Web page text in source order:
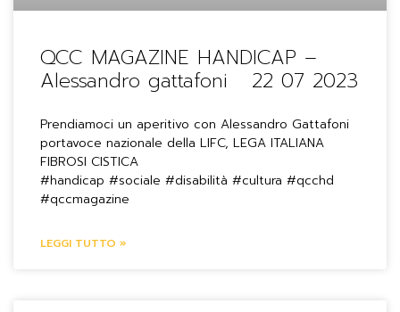
QCC MAGAZINE HANDICAP –
Alessandro gattafoni 22 07 2023
Prendiamoci un aperitivo con Alessandro Gattafoni
portavoce nazionale della LIFC, LEGA ITALIANA
FIBROSI CISTICA
#handicap #sociale #disabilità #cultura #qcchd
#qccmagazine
LEGGI TUTTO »